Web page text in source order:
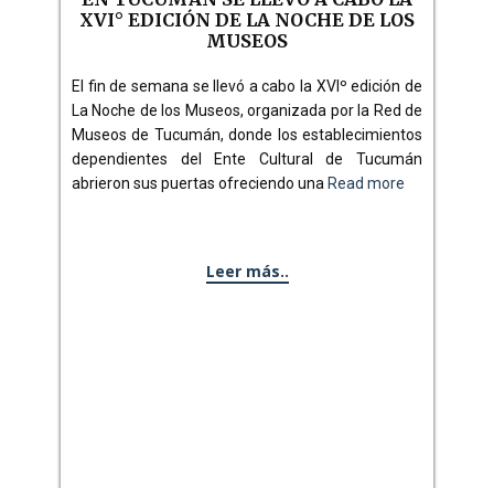
XVI° EDICIÓN DE LA NOCHE DE LOS
MUSEOS
El fin de semana se llevó a cabo la XVIº edición de
La Noche de los Museos, organizada por la Red de
Museos de Tucumán, donde los establecimientos
dependientes del Ente Cultural de Tucumán
abrieron sus puertas ofreciendo una Read more
Leer más..